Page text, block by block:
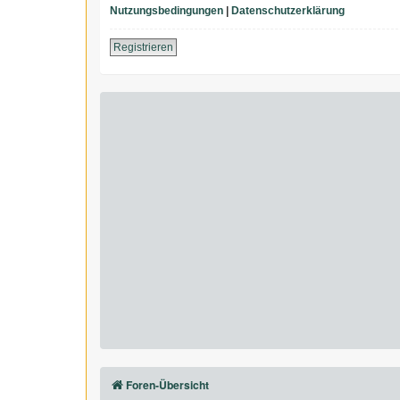
Nutzungsbedingungen | Datenschutzerklärung
Registrieren
Foren-Übersicht